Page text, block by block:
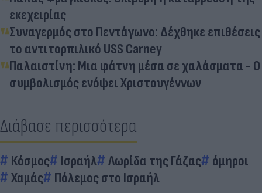
εκεχειρίας
Συναγερμός στο Πεντάγωνο: Δέχθηκε επιθέσεις
το αντιτορπιλικό USS Carney
Παλαιστίνη: Μια φάτνη μέσα σε χαλάσματα - Ο
συμβολισμός ενόψει Χριστουγέννων
Διάβασε περισσότερα
Κόσμος Ισραήλ Λωρίδα της Γάζας
όμηροι
Χαμάς
Πόλεμος στο Ισραήλ